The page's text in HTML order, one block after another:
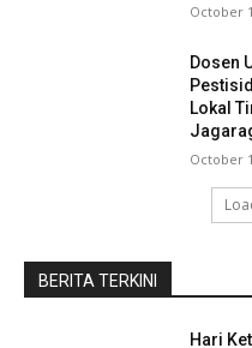
October
Dosen
Lokal
October
BERITA TERKINI
Hari